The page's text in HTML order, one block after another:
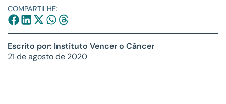
COMPARTILHE:
Escrito por: Instituto Vencer o Câncer
21 de agosto de 2020